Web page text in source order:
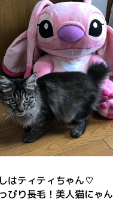
はティティちゃん♡
ぴり長毛！美人猫にゃん